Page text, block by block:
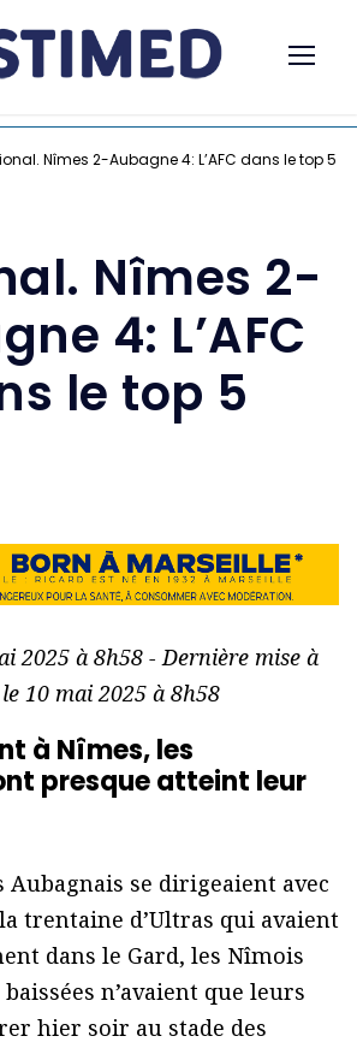
Nîmes 2-Aubagne 4: L’AFC dans le top 5
Nîmes 2-
4: L’AFC
le top 5
2025 à 8h58 - Dernière mise à
10 mai 2025 à 8h58
à Nîmes, les
presque atteint leur
Aubagnais se dirigeaient avec
trentaine d’Ultras qui avaient
dans le Gard, les Nîmois
n’avaient que leurs
hier soir au stade des